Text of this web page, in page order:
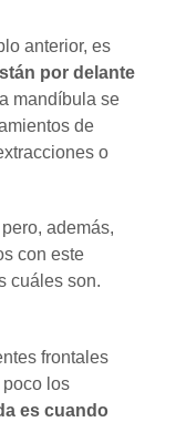
anterior, es
por delante
mandíbula se
de
o
además,
con este
cuáles son.
frontales
los
es cuando